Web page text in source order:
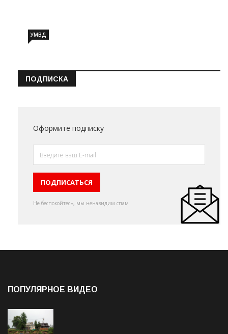
УМВД
ПОДПИСКА
Оформите подписку
Не беспокойтесь, мы ненавидим спам
ПОПУЛЯРНОЕ ВИДЕО